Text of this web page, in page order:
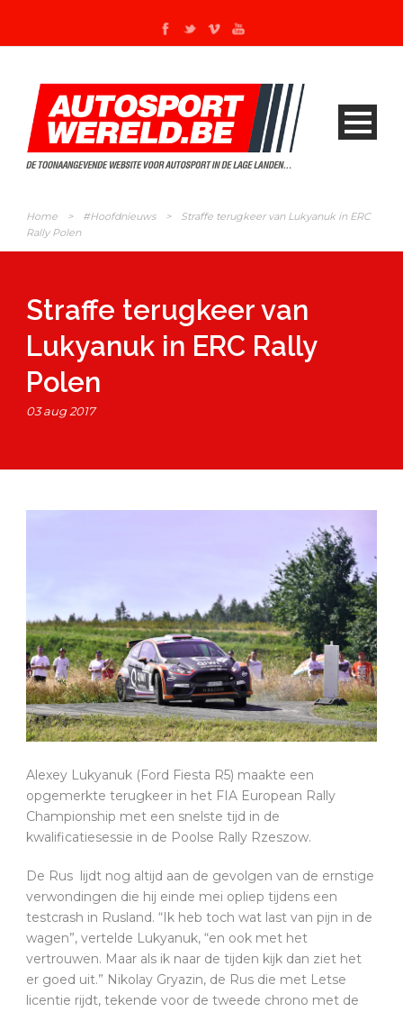
Home > #Hoofdnieuws >
Straffe terugkeer van Lukyanuk in ERC
Rally Polen
Straffe terugkeer van
Lukyanuk in ERC Rally
Polen
03 aug 2017
Alexey Lukyanuk (Ford Fiesta R5) maakte een
opgemerkte terugkeer in het FIA European Rally
Championship met een snelste tijd in de
kwalificatiesessie in de Poolse Rally Rzeszow.
De Rus lijdt nog altijd aan de gevolgen van de ernstige
verwondingen die hij einde mei opliep tijdens een
testcrash in Rusland. “Ik heb toch wat last van pijn in de
wagen”, vertelde Lukyanuk, “en ook met het
vertrouwen. Maar als ik naar de tijden kijk dan ziet het
er goed uit.” Nikolay Gryazin, de Rus die met Letse
licentie rijdt, tekende voor de tweede chrono met de